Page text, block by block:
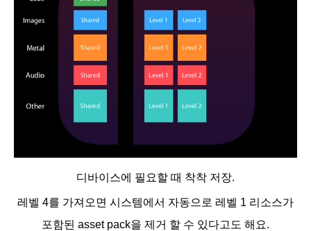
디바이스에 필요할 때 착착 저장.
레벨 4를 가져오면 시스템에서 자동으로 레벨 1 리소스가
포함된 asset pack을 제거 할 수 있다고도 해요.